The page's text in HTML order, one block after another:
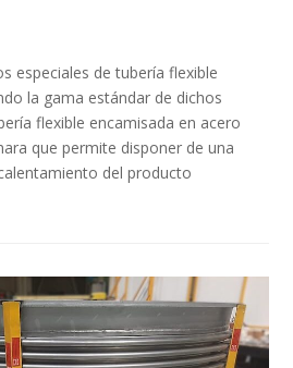
especiales de tubería flexible
la gama estándar de dichos
flexible encamisada en acero
que permite disponer de una
del producto